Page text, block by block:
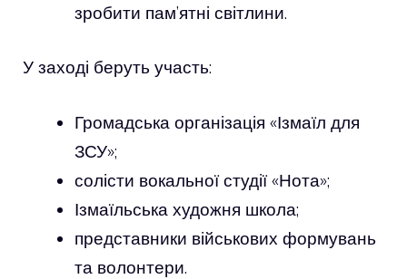
зробити пам’ятні світлини.
У заході беруть участь:
Громадська організація «Ізмаїл для
ЗСУ»;
солісти вокальної студії «Нота»;
Ізмаїльська художня школа;
представники військових формувань
та волонтери.